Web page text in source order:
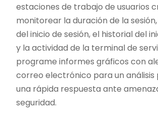
estaciones de trabajo de usuarios
monitorear la duración de la
del inicio de sesión, el historial del
y la actividad de la terminal de
programe informes gráficos con
correo electrónico para un análisis
una rápida respuesta ante
seguridad.